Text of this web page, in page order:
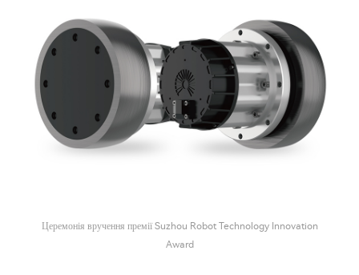
Церемонія вручення премії Suzhou Robot Technology Innovation
Award